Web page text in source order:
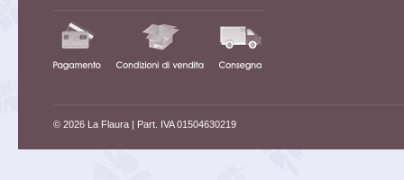
© 2026 La Flaura| Part. IVA 01504630219